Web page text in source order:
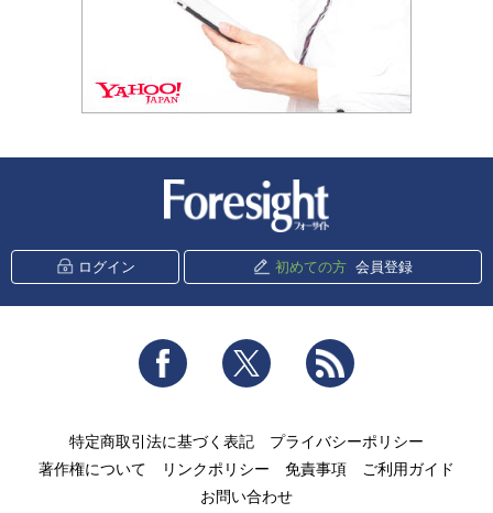
ログイン 初めての方 会員登録
Facebook Twitter
特定商取引法に基づく表記
プライバシーポリシー
著作権について
リンクポリシー 免責事項
ご利用ガイド
お問い合わせ